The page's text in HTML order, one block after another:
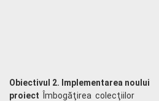
Obiectivul 2. Implementarea noului
proiect
Îmbogăţirea colecţiilor